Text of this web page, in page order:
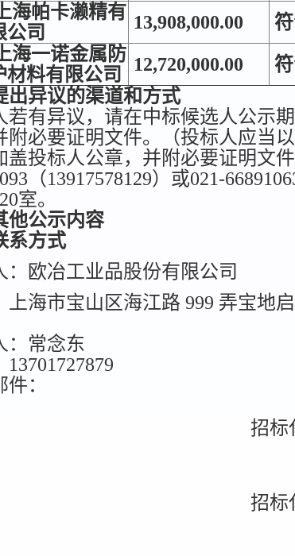
海帕卡濑精有
公司
13,908,000.00
海一诺金属防
材料有限公司
12,720,000.00
出异议的渠道和方式
若有异议，请在中标候选人公示
附必要证明文件。（投标人应当
盖投标人公章，并附必要证明文
（13917578129）或021-
室。
他公示内容
系方式
：欧冶工业品股份有限公司
上海市宝山区海江路 999 弄宝地
：常念东
13701727879
：
招标
招标